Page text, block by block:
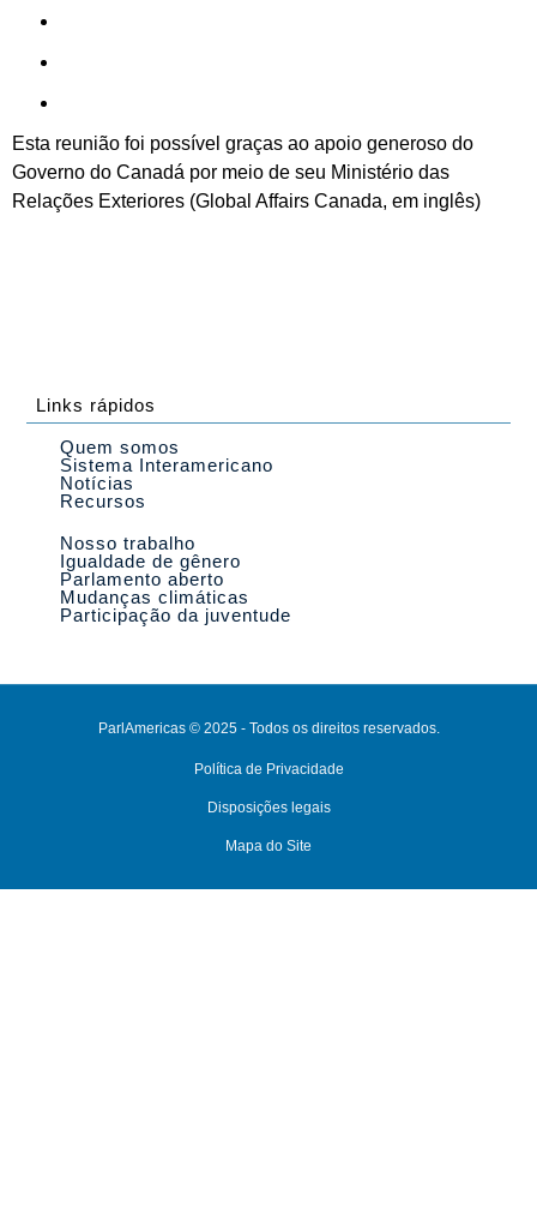
Esta reunião foi possível graças ao apoio generoso do
Governo do Canadá por meio de seu Ministério das
Relações Exteriores (Global Affairs Canada, em inglês)
Links rápidos
Quem somos
Sistema Interamericano
Notícias
Recursos
Nosso trabalho
Igualdade de gênero
Parlamento aberto
Mudanças climáticas
Participação da juventude
ParlAmericas © 2025 - Todos os direitos reservados.
Política de Privacidade
Disposições legais
Mapa do Site